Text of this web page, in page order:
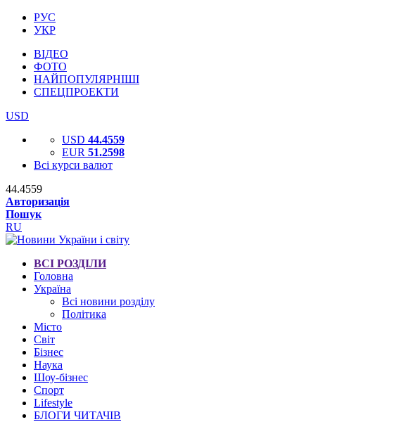
РУС
УКР
ВІДЕО
ФОТО
НАЙПОПУЛЯРНІШІ
СПЕЦПРОЕКТИ
USD
USD 44.4559
EUR 51.2598
Всі курси валют
44.4559
Авторизація
Пошук
RU
ВСІ РОЗДІЛИ
Головна
Україна
Всі новини розділу
Політика
Місто
Світ
Бізнес
Наука
Шоу-бізнес
Спорт
Lifestyle
БЛОГИ ЧИТАЧІВ